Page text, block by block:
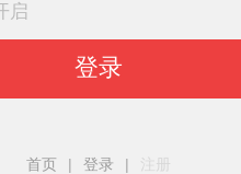
启
登录
首页 | 登录 |
注册